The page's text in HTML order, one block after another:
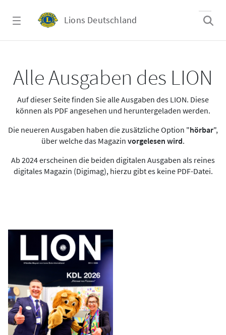
Lions Deutschland
Alle Ausgaben des LION
Auf dieser Seite finden Sie alle Ausgaben des LION. Diese
können als PDF angesehen und heruntergeladen werden.
Die neueren Ausgaben haben die zusätzliche Option "hörbar",
über welche das Magazin vorgelesen wird.
Ab 2024 erscheinen die beiden digitalen Ausgaben als reines
digitales Magazin (Digimag), hierzu gibt es keine PDF-Datei.